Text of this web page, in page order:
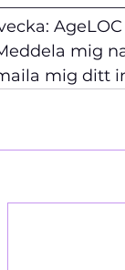
mig
mig ditt